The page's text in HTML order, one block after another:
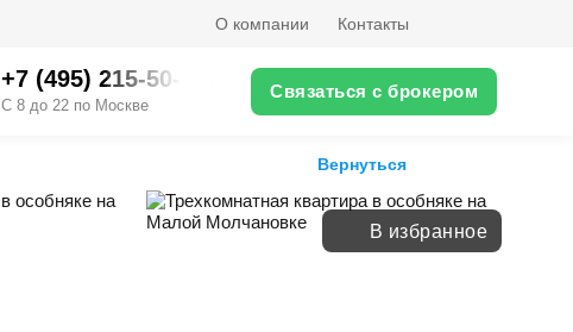
О компании Контакты
+7 (495) 215-50-XX
С 8 до 22 по Москве
Связаться с брокером
Вернуться
В избранное